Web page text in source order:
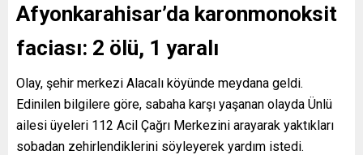
Afyonkarahisar’da karonmonoksit
faciası: 2 ölü, 1 yaralı
Olay, şehir merkezi Alacalı köyünde meydana geldi.
Edinilen bilgilere göre, sabaha karşı yaşanan olayda Ünlü
ailesi üyeleri 112 Acil Çağrı Merkezini arayarak yaktıkları
sobadan zehirlendiklerini söyleyerek yardım istedi.